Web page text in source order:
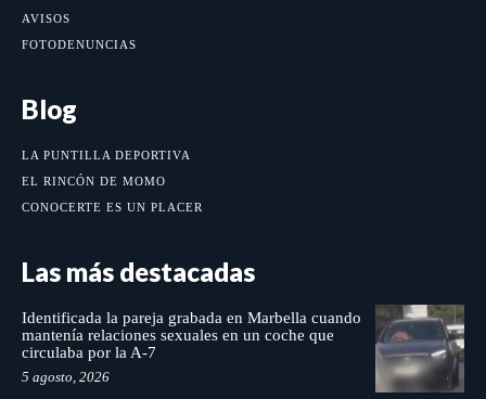
AVISOS
FOTODENUNCIAS
Blog
LA PUNTILLA DEPORTIVA
EL RINCÓN DE MOMO
CONOCERTE ES UN PLACER
Las más destacadas
Identificada la pareja grabada en Marbella cuando
mantenía relaciones sexuales en un coche que
circulaba por la A-7
5 agosto, 2026